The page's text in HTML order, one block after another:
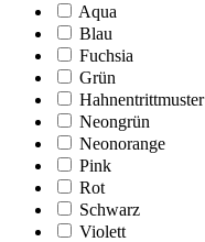
Aqua
Blau
Fuchsia
Grün
Hahnentrittmuster
Neongrün
Neonorange
Pink
Rot
Schwarz
Violett